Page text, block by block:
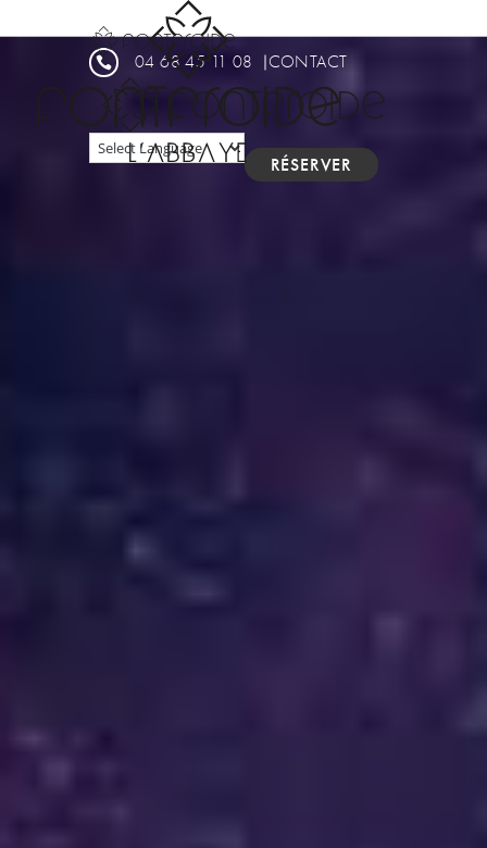
Panneau de gestion des cookies
 04 68 45 11 08 CONTACT
RÉSERVER